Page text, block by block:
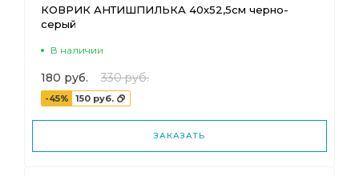
КОВРИК АНТИШПИЛЬКА 40х52,5см черно-
серый
В наличии
180 руб. 330 руб.
-45% 150 руб.
ЗАКАЗАТЬ